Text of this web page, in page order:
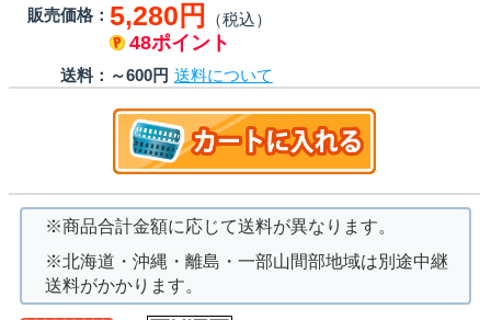
販売価格： 5,280円 （税込）
48ポイント
送料： ～600円 送料について
※商品合計金額に応じて送料が異なります。
※北海道・沖縄・離島・一部山間部地域は別途中継
送料がかかります。